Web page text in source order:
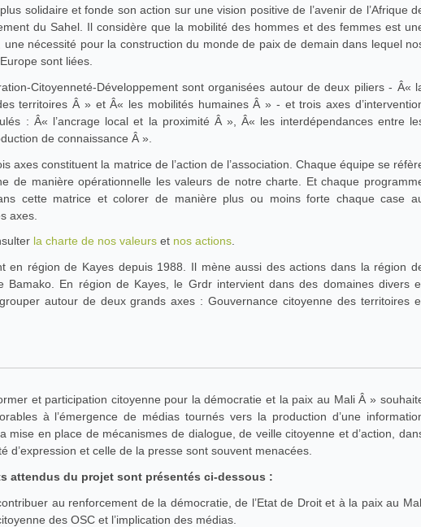
solidaire et fonde son action sur une vision positive de l’avenir de l’Afrique
du Sahel. Il considère que la mobilité des hommes et des femmes est
nécessité pour la construction du monde de paix de demain dans lequel
sont liées.
Citoyenneté-Développement sont organisées autour de deux piliers - Â«
territoires Â » et Â« les mobilités humaines Â » - et trois axes
: Â« l’ancrage local et la proximité Â », Â« les interdépendances entre
de connaissance Â ».
axes constituent la matrice de l’action de l’association. Chaque équipe se
de manière opérationnelle les valeurs de notre charte. Et chaque
cette matrice et colorer de manière plus ou moins forte chaque case
axes.
la charte de nos valeurs et nos actions.
en région de Kayes depuis 1988. Il mène aussi des actions dans la région
Bamako. En région de Kayes, le Grdr intervient dans des domaines divers
autour de deux grands axes : Gouvernance citoyenne des territoires
citoyenne pour la démocratie et la paix au Mali Â » souhaite
de médias tournés vers la production d’une information
d’expression et celle de la presse sont souvent menacées.
attendus du projet sont présentés ci-dessous :
des OSC et l’implication des médias.